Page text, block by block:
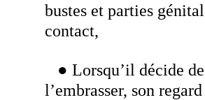
bustes et parties
contact,
● Lorsqu’il décide de
l’embrasser, son regard